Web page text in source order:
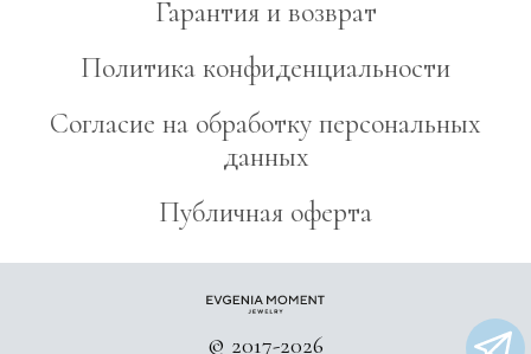
Гарантия и возврат
Политика конфиденциальности
Согласие на обработку персональных
данных
Публичная оферта
© 2017-2026